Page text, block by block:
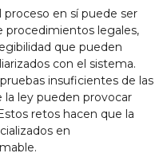
en sí puede ser
procedimientos legales,
que pueden
con el sistema.
insuficientes de las
la ley pueden provocar
retos hacen que la
en